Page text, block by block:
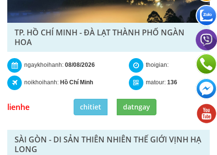
TP. HỒ CHÍ MINH - ĐÀ LẠT THÀNH PHỐ NGÀN
HOA
ngaykhoihanh: 08/08/2026
noikhoihanh: Hồ Chí Minh
thoigian:
matour: 136
lienhe chitiet datngay
SÀI GÒN - DI SẢN THIÊN NHIÊN THẾ GIỚI VỊNH HẠ
LONG